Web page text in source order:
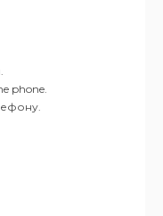
phone.